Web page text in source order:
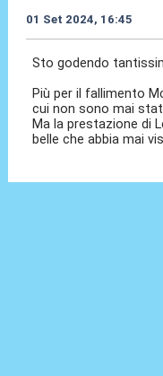
01 Set 2024, 16:45
Sto godendo
Più per il fallimento
cui non sono mai
Ma la prestazione di
belle che abbia mai